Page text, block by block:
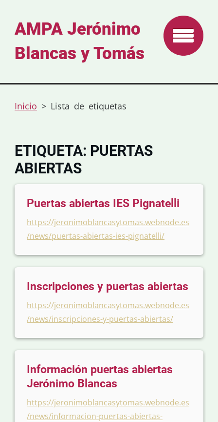
AMPA Jerónimo
Blancas y Tomás
Inicio > Lista de etiquetas
ETIQUETA: PUERTAS
ABIERTAS
Puertas abiertas IES Pignatelli
https://jeronimoblancasytomas.webnode.es
/news/puertas-abiertas-ies-pignatelli/
Inscripciones y puertas abiertas
https://jeronimoblancasytomas.webnode.es
/news/inscripciones-y-puertas-abiertas/
Información puertas abiertas
Jerónimo Blancas
https://jeronimoblancasytomas.webnode.es
/news/informacion-puertas-abiertas-